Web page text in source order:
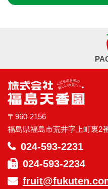
〒960-2156
福島県福島市荒井字上町裏2
024-593-2231
024-593-2234